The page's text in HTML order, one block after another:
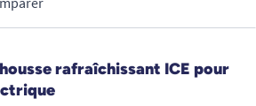
rafraîchissant ICE pour